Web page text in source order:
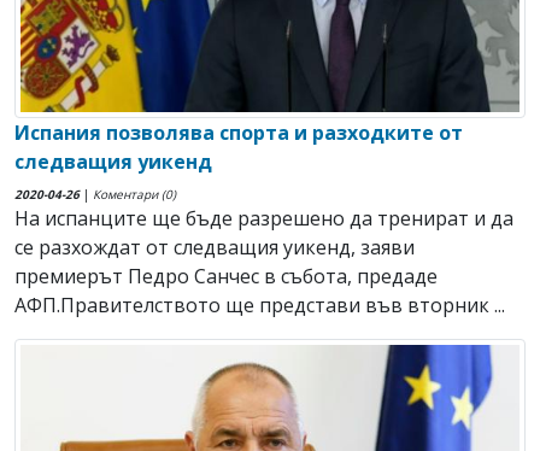
Испания позволява спорта и разходките от
следващия уикенд
2020-04-26| Коментари (0)
На испанците ще бъде разрешено да тренират и да
се разхождат от следващия уикенд, заяви
премиерът Педро Санчес в събота, предаде
АФП.Правителството ще представи във вторник ...